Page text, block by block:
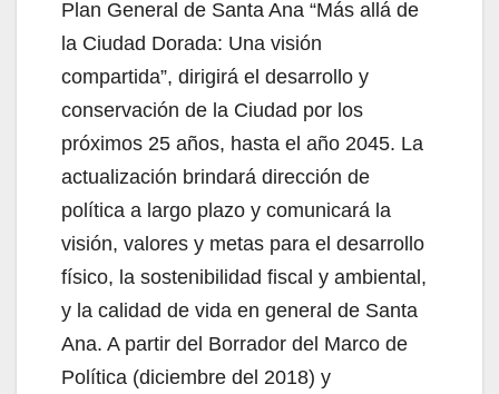
Plan General de Santa Ana “Más allá de
la Ciudad Dorada: Una visión
compartida”, dirigirá el desarrollo y
conservación de la Ciudad por los
próximos 25 años, hasta el año 2045. La
actualización brindará dirección de
política a largo plazo y comunicará la
visión, valores y metas para el desarrollo
físico, la sostenibilidad fiscal y ambiental,
y la calidad de vida en general de Santa
Ana. A partir del Borrador del Marco de
Política (diciembre del 2018) y